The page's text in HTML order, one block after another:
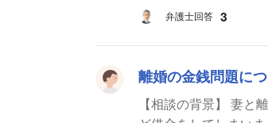
弁護士回答 3
離婚の金銭問題に
【相談の背景】 妻と